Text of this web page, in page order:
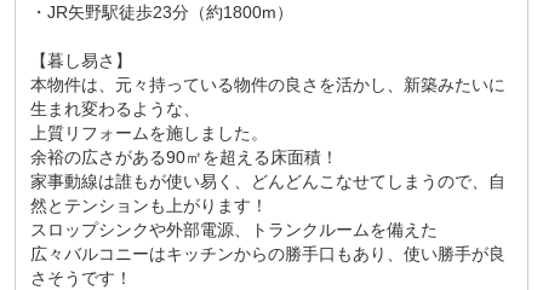
・JR矢野駅徒歩23分（約1800m）
【暮し易さ】
本物件は、元々持っている物件の良さを活かし、新築みたいに
生まれ変わるような、
上質リフォームを施しました。
余裕の広さがある90㎡を超える床面積！
家事動線は誰もが使い易く、どんどんこなせてしまうので、自
然とテンションも上がります！
スロップシンクや外部電源、トランクルームを備えた
広々バルコニーはキッチンからの勝手口もあり、使い勝手が良
さそうです！